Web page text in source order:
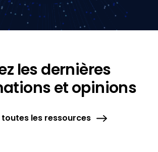
les dernières
et opinions
les ressources